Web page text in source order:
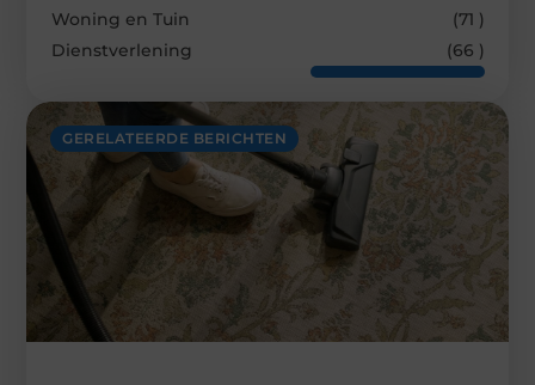
GERELATEERDE BERICHTEN
Woning en Tuin
(71 )
Dienstverlening
(66 )